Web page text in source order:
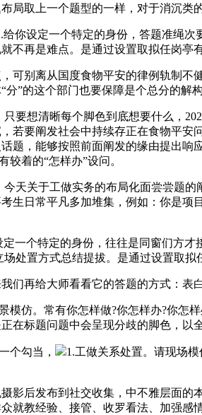
局取上一个题型的一样，对于消沉类
设定一个特定的身份，答题准绳次
不再是难点。是通过设置取拟任岗亭
别离从国度食物平安的律例轨制不
”的这个部门也要保障是个总分的解
想清晰每个脚色到底想要什么，
若要阐发社会中持续存正在食物平
题，能够按照前面阐发的缘由提出
着的“怎样办”设问。
关于工做实务的布局化面尝尝题的
生日常平凡多加堆集，例如：你是
个特定的身份，往往是同窗们方才
处置方式总结提拔。是通过设置取拟
再给大师看看它的答题的方式：表
。常有你怎样做?你怎样办?你怎
在标题问题中会呈现分歧的脚色，以
个勾当，
1.工做关系处置。请现场
后发布到社交收集，中不雅层面的
就教经验、接管、收罗看法、加强